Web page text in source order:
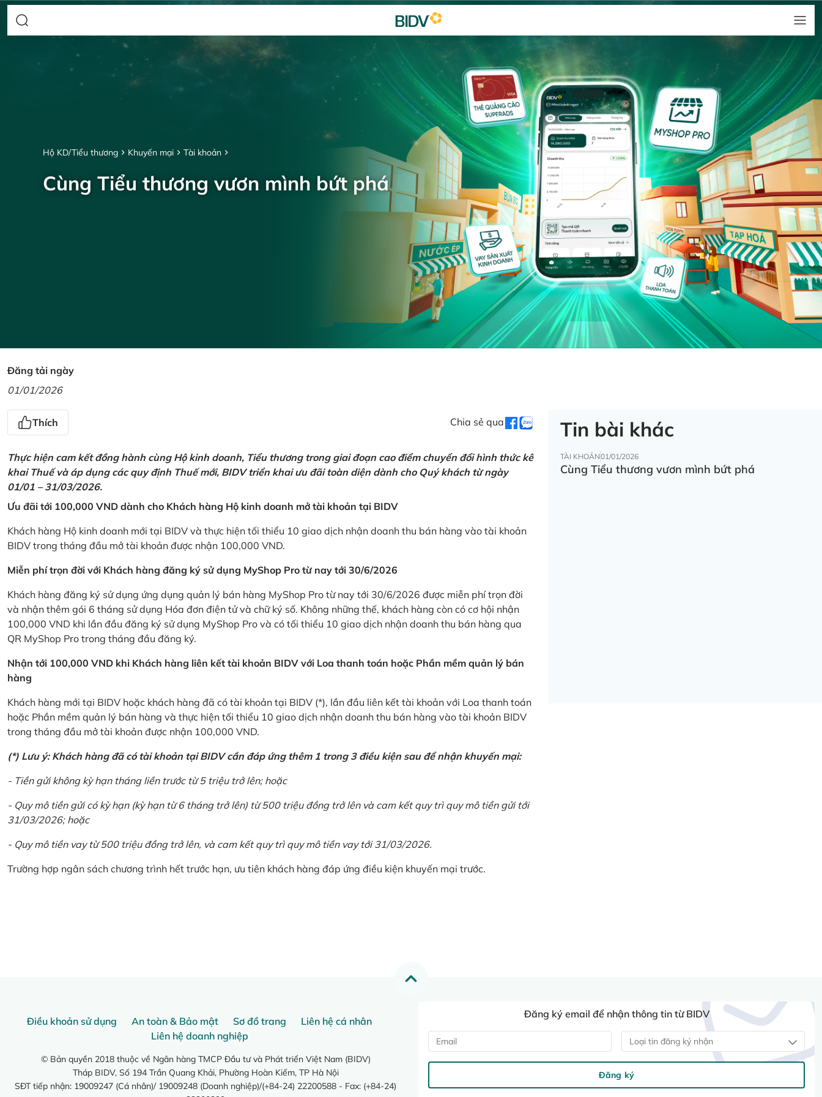
Hộ KD/Tiểu thương Khuyến mại Tài khoản
Cùng Tiểu thương vươn mình bứt phá
Đăng tải ngày
01/01/2026
Thích Chia sẻ qua
Thực hiện cam kết đồng hành cùng Hộ kinh doanh, Tiểu thương trong giai đoạn cao điểm chuyển đổi hình thức kê
khai Thuế và áp dụng các quy định Thuế mới, BIDV triển khai ưu đãi toàn diện dành cho Quý khách từ ngày
01/01 – 31/03/2026.
Ưu đãi tới 100,000 VND dành cho Khách hàng Hộ kinh doanh mở tài khoản tại BIDV
Khách hàng Hộ kinh doanh mới tại BIDV và thực hiện tối thiểu 10 giao dịch nhận doanh thu bán hàng vào tài khoản
BIDV trong tháng đầu mở tài khoản được nhận 100,000 VND.
Miễn phí trọn đời với Khách hàng đăng ký sử dụng MyShop Pro từ nay tới 30/6/2026
Khách hàng đăng ký sử dụng ứng dụng quản lý bán hàng MyShop Pro từ nay tới 30/6/2026 được miễn phí trọn đời
và nhận thêm gói 6 tháng sử dụng Hóa đơn điện tử và chữ ký số. Không những thế, khách hàng còn có cơ hội nhận
100,000 VND khi lần đầu đăng ký sử dụng MyShop Pro và có tối thiểu 10 giao dịch nhận doanh thu bán hàng qua
QR MyShop Pro trong tháng đầu đăng ký.
Nhận tới 100,000 VND khi Khách hàng liên kết tài khoản BIDV với Loa thanh toán hoặc Phần mềm quản lý bán
hàng
Khách hàng mới tại BIDV hoặc khách hàng đã có tài khoản tại BIDV (*), lần đầu liên kết tài khoản với Loa thanh toán
hoặc Phần mềm quản lý bán hàng và thực hiện tối thiểu 10 giao dịch nhận doanh thu bán hàng vào tài khoản BIDV
trong tháng đầu mở tài khoản được nhận 100,000 VND.
(*) Lưu ý: Khách hàng đã có tài khoản tại BIDV cần đáp ứng thêm 1 trong 3 điều kiện sau để nhận khuyến mại:
- Tiền gửi không kỳ hạn tháng liền trước từ 5 triệu trở lên; hoặc
- Quy mô tiền gửi có kỳ hạn (kỳ hạn từ 6 tháng trở lên) từ 500 triệu đồng trở lên và cam kết quy trì quy mô tiền gửi tới
31/03/2026; hoặc
- Quy mô tiền vay từ 500 triệu đồng trở lên, và cam kết quy trì quy mô tiền vay tới 31/03/2026.
Trường hợp ngân sách chương trình hết trước hạn, ưu tiên khách hàng đáp ứng điều kiện khuyến mại trước.
Tin bài khác
TÀI KHOẢN01/01/2026
Cùng Tiểu thương vươn mình bứt phá
Điều khoản sử dụng An toàn & Bảo mật Sơ đồ trang
Liên hệ cá nhân
Liên hệ doanh nghiệp
© Bản quyền 2018 thuộc về Ngân hàng TMCP Đầu tư và Phát triển Việt Nam (BIDV)
Tháp BIDV, Số 194 Trần Quang Khải, Phường Hoàn Kiếm, TP Hà Nội
SĐT tiếp nhận: 19009247 (Cá nhân)/ 19009248 (Doanh nghiệp)/(+84-24) 22200588 - Fax: (+84-24)
Đăng ký email để nhận thông tin từ BIDV
Loại tin đăng ký nhận
Đăng ký